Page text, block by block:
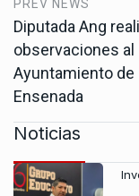
PREV NEWS
Diputada Ang
observaciones al
Ayuntamiento de
Ensenada
Noticias